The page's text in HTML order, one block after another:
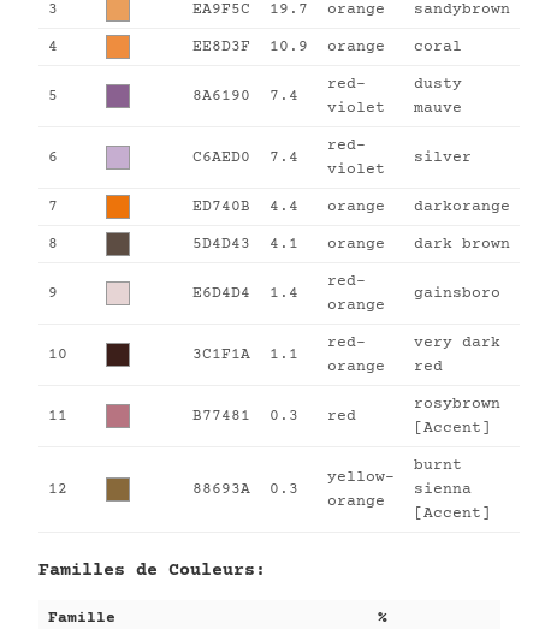
3 EA9F5C 19.7 orange sandybrown
4 EE8D3F 10.9 orange coral
5 8A6190 7.4
red-
violet
dusty
mauve
6 C6AED0 7.4
red-
violet
silver
7 ED740B 4.4 orange darkorange
8 5D4D43 4.1 orange dark brown
9 E6D4D4 1.4
red-
orange
gainsboro
10 3C1F1A 1.1
red-
orange
very dark
red
11 B77481 0.3 red
rosybrown
[Accent]
12 88693A 0.3
yellow-
orange
burnt
sienna
[Accent]
Familles de Couleurs:
Famille %